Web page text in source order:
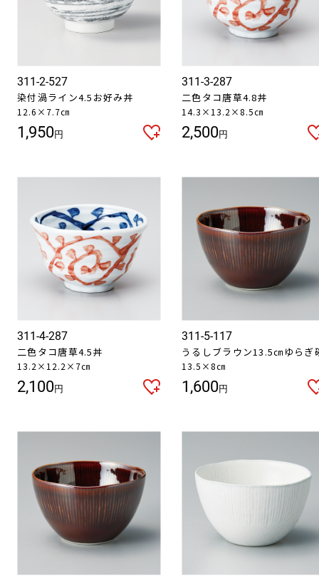
311-2-527
染付渦ライン4.5お好み丼
12.6×7.7㎝
1,950円
311-3-287
二色タコ唐草4.8丼
14.3×13.2×8.5㎝
2,500円
311-4-287
二色タコ唐草4.5丼
13.2×12.2×7㎝
2,100円
311-5-117
うるしブラウン13.5㎝ゆらぎ
13.5×8㎝
1,600円